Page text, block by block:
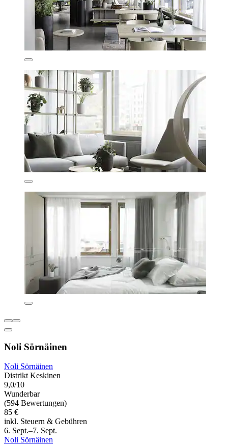
Noli Sörnäinen
Noli Sörnäinen
Distrikt Keskinen
9,0/10
Wunderbar
(594 Bewertungen)
85 €
inkl. Steuern & Gebühren
6. Sept.–7. Sept.
Noli Sörnäinen